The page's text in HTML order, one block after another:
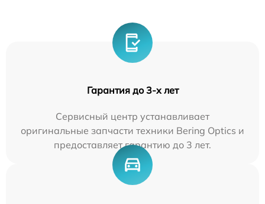
Гарантия до 3-х лет
Сервисный центр устанавливает
оригинальные запчасти техники Bering Optics и
предоставляет гарантию до 3 лет.